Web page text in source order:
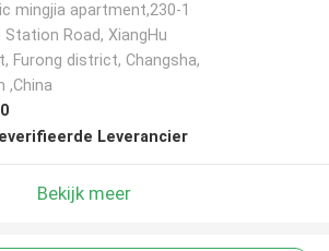
mingjia apartment,230-1
Station Road, XiangHu
Furong district, Changsha,
,China
Leverancier
Bekijk meer